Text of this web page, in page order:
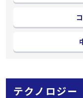
テクノロジー